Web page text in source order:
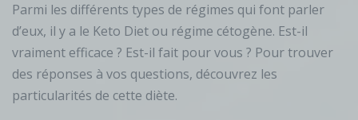
Parmi les différents types de régimes qui font parler
d’eux, il y a le Keto Diet ou régime cétogène. Est-il
vraiment efficace ? Est-il fait pour vous ? Pour trouver
des réponses à vos questions, découvrez les
particularités de cette diète.